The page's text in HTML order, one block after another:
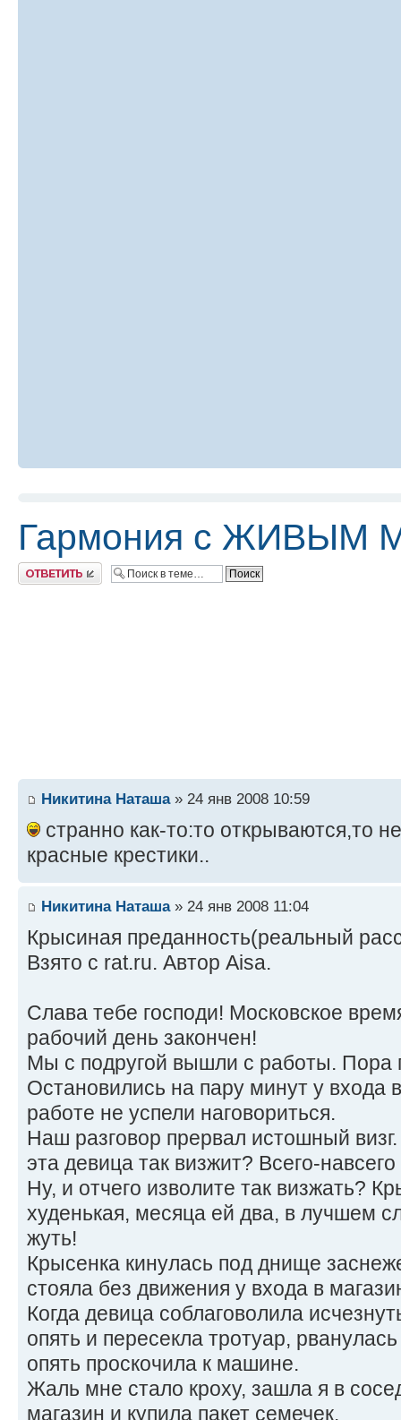
Гармония с ЖИВЫМ
Ответить
Никитина Наташа» 24 янв 2008 10:59
странно как-то:то открываются,то
красные крестики..
Никитина Наташа» 24 янв 2008 11:04
Крысиная преданность(реальный
Взято с rat.ru. Автор Aisa.
Слава тебе господи! Московское
рабочий день закончен!
Мы с подругой вышли с работы. Пора
Остановились на пару минут у входа
работе не успели наговориться.
Наш разговор прервал истошный
эта девица так визжит? Всего-
Ну, и отчего изволите так визжать?
худенькая, месяца ей два, в лучшем
жуть!
Крысенка кинулась под днище
стояла без движения у входа в
Когда девица соблаговолила
опять и пересекла тротуар,
опять проскочила к машине.
Жаль мне стало кроху, зашла я в
магазин и купила пакет семечек.